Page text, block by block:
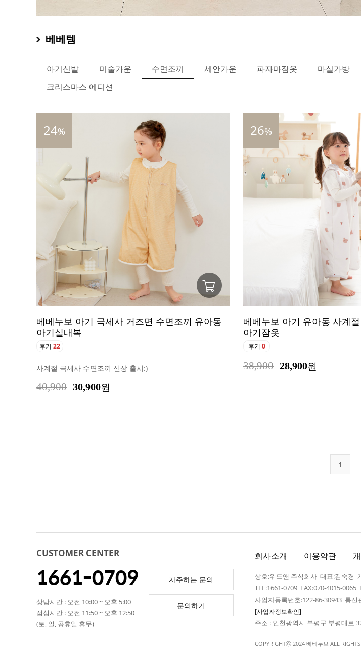
베베템
아기신발 미술가운 수면조끼 세안가운 파자마잠옷 마실가방
크리스마스 에디션
24%
베베누보 아기 극세사 거즈면 수면조끼 유아동
아기실내복
후기 22
사계절 극세사 수면조끼 신상 출시:)
40,900 30,900원
26%
베베누보 아기 유아동 사계
아기잠옷
후기 0
38,900 28,900원
1
CUSTOMER CENTER
1661-0709
상담시간 : 오전 10:00 ~ 오후 5:00
점심시간 : 오전 11:50 ~ 오후 12:50
(토, 일, 공휴일 휴무)
자주하는 문의
문의하기
회사소개 이용약관
상호:위드앤 주식회사 대표:김숙경
TEL:1661-0709 FAX:070-4015-
사업자등록번호:122-86-30943 통신
[사업자정보확인]
주소 : 인천광역시 부평구 부평대로
COPYRIGHTⓒ 2024 베베누보 ALL RIGHTS